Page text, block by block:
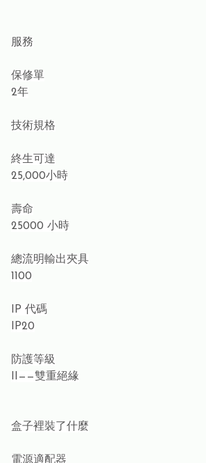
服務
保修單
2年
技術規格
終生可達
25,000小時
壽命
25000 小時
總流明輸出夾具
1100
IP 代碼
IP20
防護等級
II——雙重絕緣
盒子裡裝了什麼
電源適配器